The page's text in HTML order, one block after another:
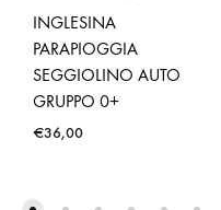
INGLESINA
PARAPIOGGIA
SEGGIOLINO AUTO
GRUPPO 0+
€36,00